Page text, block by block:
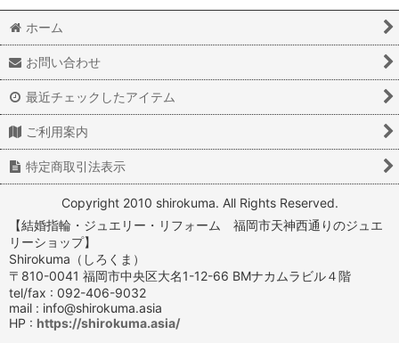
ホーム
お問い合わせ
最近チェックしたアイテム
ご利用案内
特定商取引法表示
Copyright 2010 shirokuma. All Rights Reserved.
【結婚指輪・ジュエリー・リフォーム 福岡市天神西通りのジュエ
リーショップ】
Shirokuma（しろくま）
〒810-0041 福岡市中央区大名1-12-66 BMナカムラビル４階
tel/fax : 092-406-9032
mail : info@shirokuma.asia
HP : https://shirokuma.asia/